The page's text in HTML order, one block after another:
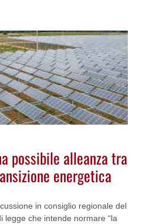
possibile alleanza tra
energetica
in consiglio regionale del
legge che intende normare “la